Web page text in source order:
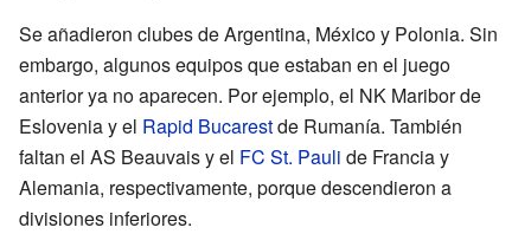
Se añadieron clubes de Argentina, México y Polonia. Sin
embargo, algunos equipos que estaban en el juego
anterior ya no aparecen. Por ejemplo, el NK Maribor de
Eslovenia y el Rapid Bucarestde Rumanía. También
faltan el AS Beauvais y el FC St. Pauli de Francia y
Alemania, respectivamente, porque descendieron a
divisiones inferiores.